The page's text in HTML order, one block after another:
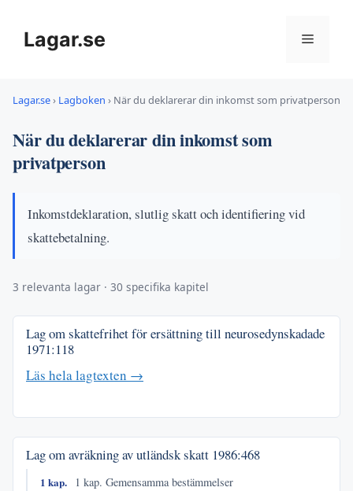
innehållLagar.se Meny
Lagar.se› Lagboken › När du deklarerar din inkomst som privatperson
När du deklarerar din inkomst som
privatperson
Inkomstdeklaration, slutlig skatt och identifiering vid
skattebetalning.
3 relevanta lagar · 30 specifika kapitel
Lag om skattefrihet för ersättning till neurosedynskadade
1971:118
Läs hela lagtexten →
Lag om avräkning av utländsk skatt 1986:468
1 kap. 1 kap. Gemensamma bestämmelser